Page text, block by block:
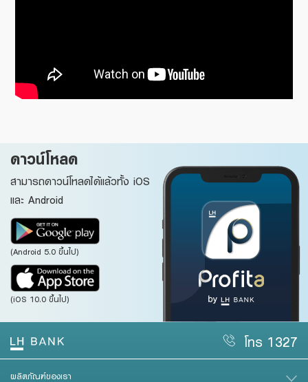
ดาวน์โหลด
สามารถดาวน์โหลดได้แล้วทั้ง iOS
และ Android
(Android 5.0 ขึ้นไป)
(iOS 10.0 ขึ้นไป)
โทร 1327
ผลิตภัณฑ์ของเรา